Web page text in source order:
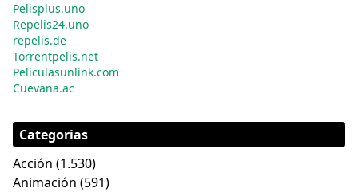
Pelisplus.uno
Repelis24.uno
repelis.de
Torrentpelis.net
Peliculasunlink.com
Cuevana.ac
Categorias
Acción (1.530)
Animación (591)